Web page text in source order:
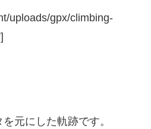
uploads/gpx/climbing-
元にした軌跡です。